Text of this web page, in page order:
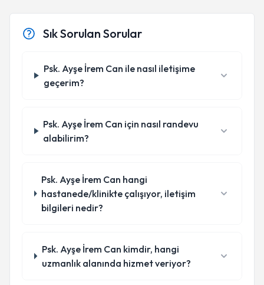
Sık Sorulan Sorular
Psk. Ayşe İrem Can ile nasıl iletişime
geçerim?
Psk. Ayşe İrem Can için nasıl randevu
alabilirim?
Psk. Ayşe İrem Can hangi
hastanede/klinikte çalışıyor, iletişim
bilgileri nedir?
Psk. Ayşe İrem Can kimdir, hangi
uzmanlık alanında hizmet veriyor?